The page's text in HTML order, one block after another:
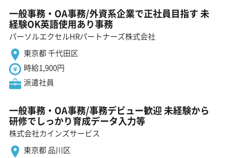
一般事務・OA事務/外資系企業で正社員目指す 未
経験OK英語使用あり事務
パーソルエクセルHRパートナーズ株式会社
東京都 千代田区
時給1,900円
派遣社員
一般事務・OA事務/事務デビュー歓迎 未経験から
研修でしっかり育成データ入力等
株式会社カインズサービス
東京都 品川区